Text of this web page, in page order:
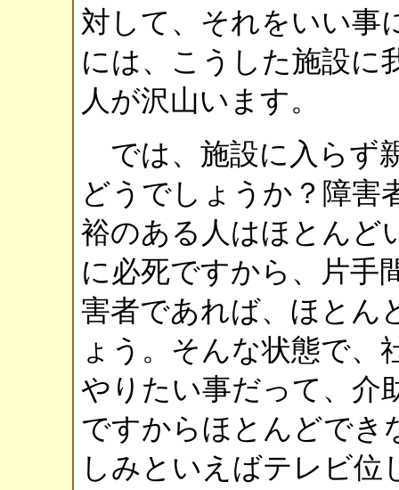
対して、それをいい事
には、こうした施設に
人が沢山います。
では、施設に入らず
どうでしょうか？障害
裕のある人はほとんど
に必死ですから、片手
害者であれば、ほとん
ょう。そんな状態で、
やりたい事だって、介
ですからほとんどでき
しみといえばテレビ